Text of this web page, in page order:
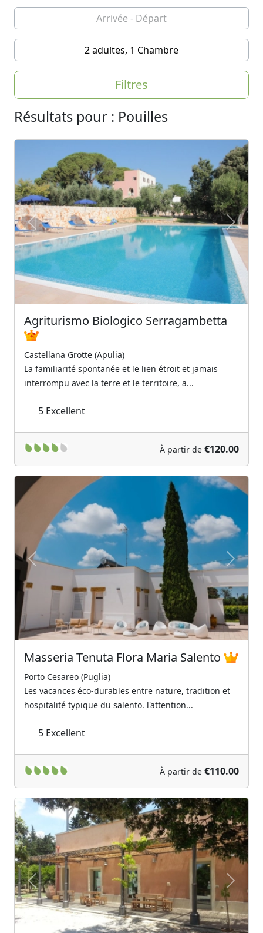
2 adultes, 1 Chambre
Filtres
Résultats pour : Pouilles
Previous Next
Agriturismo Biologico Serragambetta
Castellana Grotte (Apulia)
La familiarité spontanée et le lien étroit et jamais
interrompu avec la terre et le territoire, a...
5 Excellent
À partir de €120.00
Previous Next
Masseria Tenuta Flora Maria Salento
Porto Cesareo (Puglia)
Les vacances éco-durables entre nature, tradition et
hospitalité typique du salento. l'attention...
5 Excellent
À partir de €110.00
Previous Next